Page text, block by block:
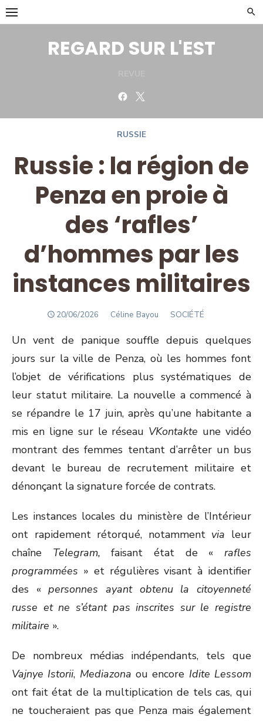
Skip
to
REGARD SUR L'EST
Facebook
RUSSIE
Russie : la région de
Penza en proie à
des ‘rafles’
d’hommes par les
instances militaires
POSTED
20/06/2026 Author
Céline Bayou SOCIÉTÉ
Un vent de panique souffle depuis quelques
jours sur la ville de Penza, où les hommes font
l’objet de vérifications plus systématiques de
leur statut militaire. La nouvelle a commencé à
se répandre le 17 juin, après qu’une habitante a
mis en ligne sur le réseau VKontakte une vidéo
montrant des femmes tentant d’arrêter un bus
devant le bureau de recrutement militaire et
dénonçant la signature forcée de contrats.
Les instances locales du ministère de l’Intérieur
ont rapidement rétorqué, notamment via leur
chaîne Telegram, faisant état de «rafles
programmées » et régulières visant à identifier
des «personnes ayant obtenu la citoyenneté
russe et ne s’étant pas inscrites sur le registre
militaire ».
De nombreux médias indépendants, tels que
Vajnye Istorii, Mediazona ou encore Idite Lessom
ont fait état de la multiplication de tels cas, qui
ne toucheraient pas que Penza mais également